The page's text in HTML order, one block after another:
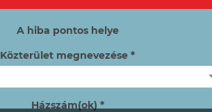
A hiba pontos helye
Közterület megnevezése *
Házszám(ok) *